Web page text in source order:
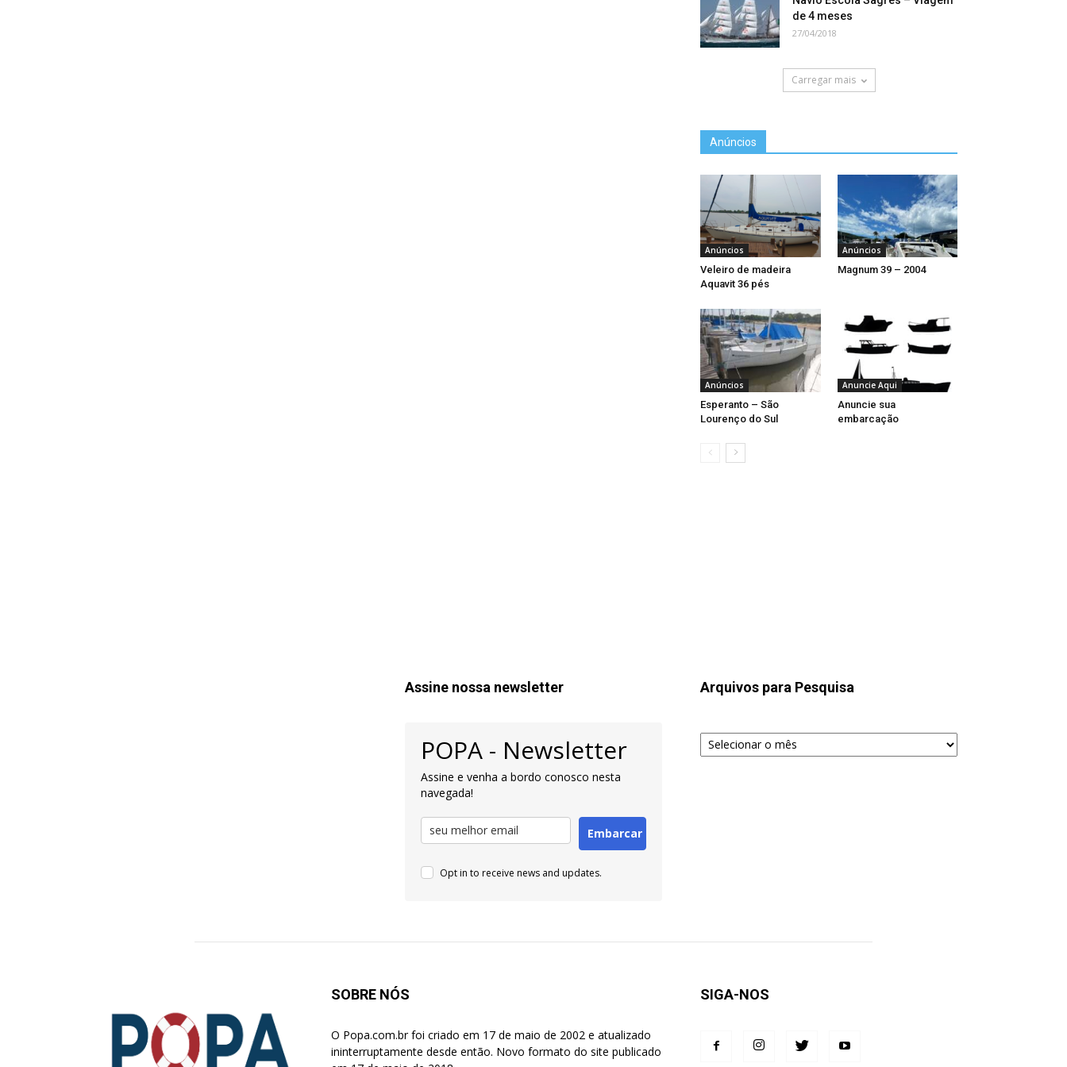
de 4 meses
27/04/2018
Carregar mais
Anúncios
Anúncios
Veleiro de madeira
Aquavit 36 pés
Anúncios
Magnum 39 – 2004
Anúncios
Esperanto – São
Lourenço do Sul
Anuncie Aqui
Anuncie sua
embarcação
Assine nossa newsletter
POPA - Newsletter
Assine e venha a bordo conosco nesta
navegada!
Embarcar
Opt in to receive news and updates.
Arquivos para Pesquisa
Arquivos
para
SOBRE NÓS
O Popa.com.br foi criado em 17 de maio de 2002 e atualizado
ininterruptamente desde então. Novo formato do site publicado
SIGA-NOS